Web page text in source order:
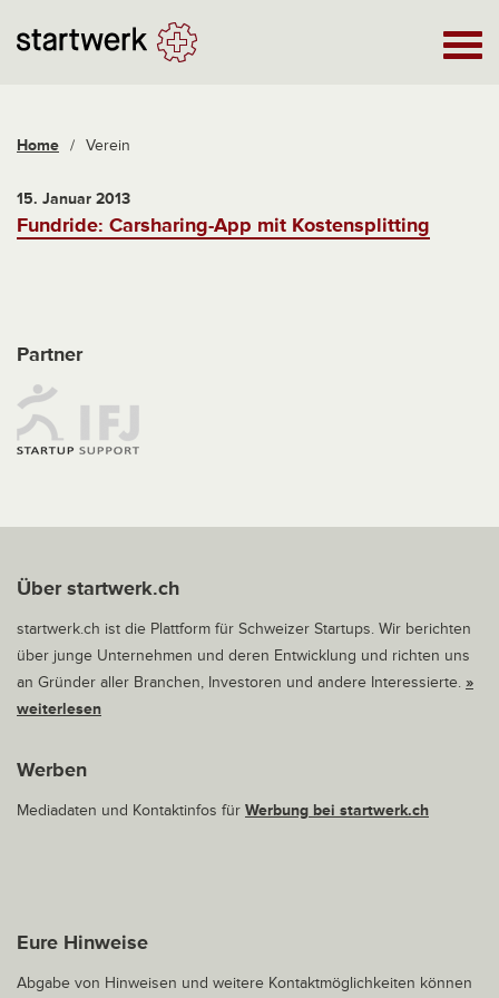
Home / Verein
15. Januar 2013
Fundride: Carsharing-App mit Kostensplitting
Partner
Über startwerk.ch
startwerk.ch ist die Plattform für Schweizer Startups. Wir berichten
über junge Unternehmen und deren Entwicklung und richten uns
an Gründer aller Branchen, Investoren und andere Interessierte. »
weiterlesen
Werben
Mediadaten und Kontaktinfos für Werbung bei startwerk.ch
Eure Hinweise
Abgabe von Hinweisen und weitere Kontaktmöglichkeiten können